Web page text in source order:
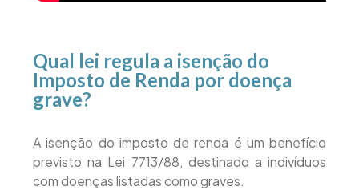
Qual lei regula a isenção do
Imposto de Renda por doença
grave?
A isenção do imposto de renda é um benefício
previsto na Lei 7713/88, destinado a indivíduos
com doenças listadas como graves.